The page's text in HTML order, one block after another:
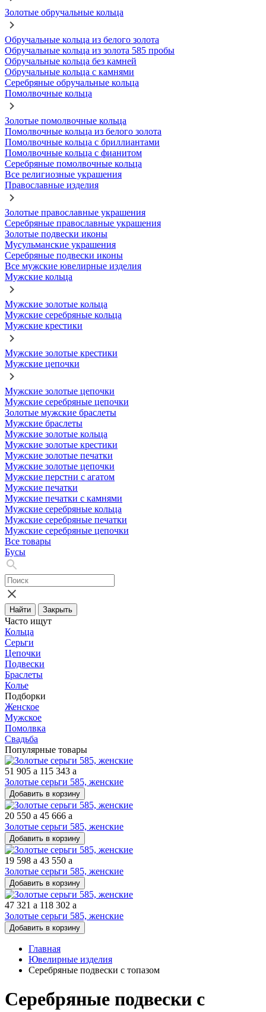
Золотые обручальные кольца
Обручальные кольца из белого золота
Обручальные кольца из золота 585 пробы
Обручальные кольца без камней
Обручальные кольца с камнями
Серебряные обручальные кольца
Помолвочные кольца
Золотые помолвочные кольца
Помолвочные кольца из белого золота
Помолвочные кольца с бриллиантами
Помолвочные кольца с фианитом
Серебряные помолвочные кольца
Все религиозные украшения
Православные изделия
Золотые православные украшения
Серебряные православные украшения
Золотые подвески иконы
Мусульманские украшения
Серебряные подвески иконы
Все мужские ювелирные изделия
Мужские кольца
Мужские золотые кольца
Мужские серебряные кольца
Мужские крестики
Мужские золотые крестики
Мужские цепочки
Мужские золотые цепочки
Мужские серебряные цепочки
Золотые мужские браслеты
Мужские браслеты
Мужские золотые кольца
Мужские золотые крестики
Мужские золотые печатки
Мужские золотые цепочки
Мужские перстни с агатом
Мужские печатки
Мужские печатки с камнями
Мужские серебряные кольца
Мужские серебряные печатки
Мужские серебряные цепочки
Все товары
Бусы
Найти Закрыть
Часто ищут
Кольца
Серьги
Цепочки
Подвески
Браслеты
Колье
Подборки
Женское
Мужское
Помолвка
Свадьба
Популярные товары
51 905 a 115 343 a
Золотые серьги 585, женские
Добавить в корзину
20 550 a 45 666 a
Золотые серьги 585, женские
Добавить в корзину
19 598 a 43 550 a
Золотые серьги 585, женские
Добавить в корзину
47 321 a 118 302 a
Золотые серьги 585, женские
Добавить в корзину
Главная
Ювелирные изделия
Серебряные подвески с топазом
Серебряные подвески с